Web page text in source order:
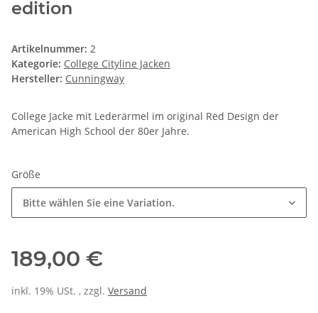
edition
Artikelnummer: 2
Kategorie: College Cityline Jacken
Hersteller: Cunningway
College Jacke mit Lederärmel im original Red Design der
American High School der 80er Jahre.
Größe
Bitte wählen Sie eine Variation.
189,00 €
inkl. 19% USt. , zzgl. Versand